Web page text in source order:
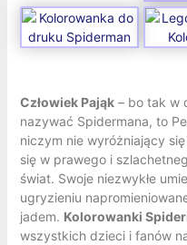
Człowiek Pająk– bo tak w
nazywać Spidermana, to
niczym nie wyróżniający
się w prawego i
świat. Swoje niezwykłe
ugryzieniu
jadem. Kolorowanki
wszystkich dzieci i fanów